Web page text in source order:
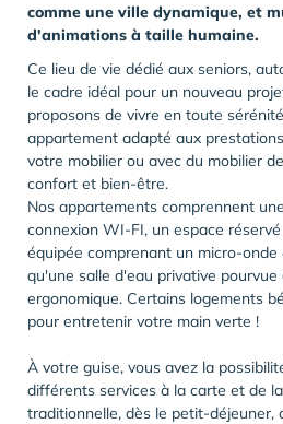
comme une ville dynamique, et
d'animations à taille humaine.
Ce lieu de vie dédié aux seniors,
le cadre idéal pour un nouveau
proposons de vivre en toute
appartement adapté aux
votre mobilier ou avec du mobilier
confort et bien-être.
Nos appartements comprennent
connexion WI-FI, un espace
équipée comprenant un micro-
qu'une salle d'eau privative pourvue
ergonomique. Certains logements
pour entretenir votre main verte !
À votre guise, vous avez la
différents services à la carte et de
traditionnelle, dès le petit-déjeuner,